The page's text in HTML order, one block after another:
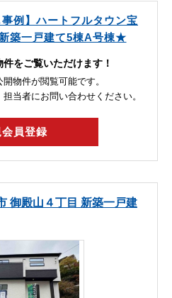
事例】ハートフルタウン宝
築一戸建て5棟A号棟★
をご覧いただけます！
物件が閲覧可能です。
当者にお問い合わせください。
会員登録
御殿山４丁目 新築一戸建